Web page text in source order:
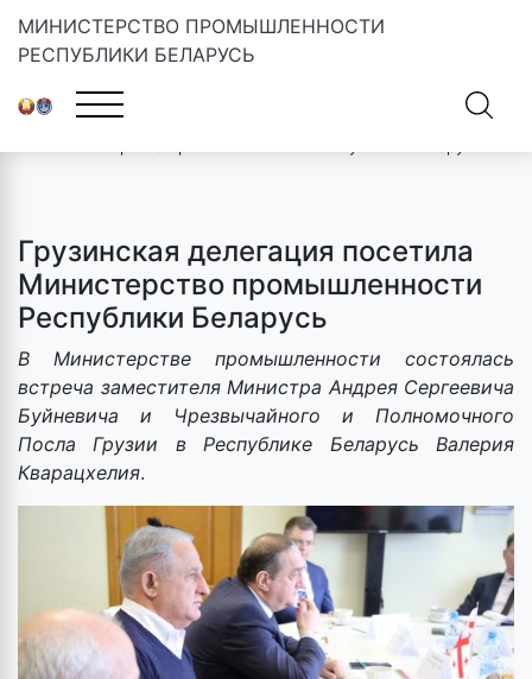
МИНИСТЕРСТВО ПРОМЫШЛЕННОСТИ
РЕСПУБЛИКИ БЕЛАРУСЬ
Главная»
Грузинская делегация посетила
Министерство промышленности
Республики Беларусь
В Министерстве промышленности состоялась
встреча заместителя Министра Андрея Сергеевича
Буйневича и Чрезвычайного и Полномочного
Посла Грузии в Республике Беларусь Валерия
Кварацхелия.